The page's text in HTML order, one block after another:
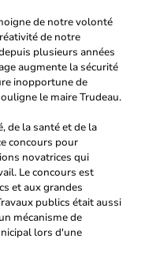
de notre volonté
de notre
plusieurs années
augmente la sécurité
inopportune de
le maire Trudeau.
de la santé et de la
concours pour
novatrices qui
Le concours est
et aux grandes
publics était aussi
mécanisme de
lors d'une